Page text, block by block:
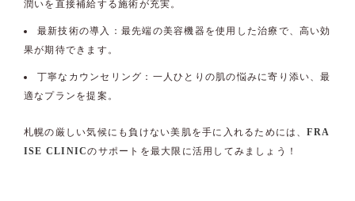
潤いを直接補給する施術が充実。
最新技術の導入：最先端の美容機器を使用した治療で、高い効
果が期待できます。
丁寧なカウンセリング：一人ひとりの肌の悩みに寄り添い、最
適なプランを提案。
札幌の厳しい気候にも負けない美肌を手に入れるためには、FRA
ISE CLINICのサポートを最大限に活用してみましょう！